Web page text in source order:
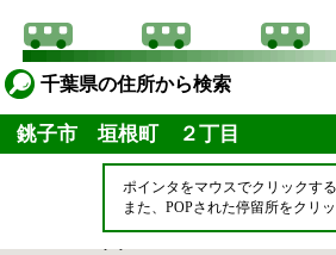
千葉県の住所から検索
銚子市 垣根町 ２丁目
ポインタをマウスでクリックす
また、POPされた停留所をクリ